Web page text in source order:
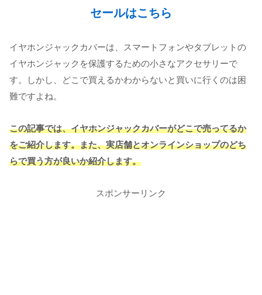
セールはこちら
イヤホンジャックカバーは、スマートフォンやタブレットの
イヤホンジャックを保護するための小さなアクセサリーで
す。しかし、どこで買えるかわからないと買いに行くのは困
難ですよね。
この記事では、イヤホンジャックカバーがどこで売ってるか
をご紹介します。また、実店舗とオンラインショップのどち
らで買う方が良いか紹介します。
スポンサーリンク